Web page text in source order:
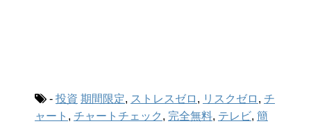
- 投資 期間限定, ストレスゼロ , リスクゼロ , チ
ャート , チャートチェック , 完全無料, テレビ, 簡